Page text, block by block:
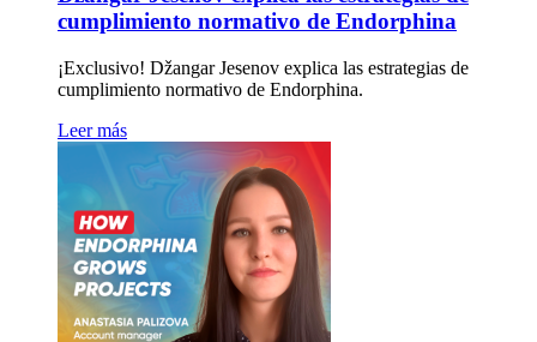
cumplimiento normativo de Endorphina
¡Exclusivo! Džangar Jesenov explica las estrategias de
cumplimiento normativo de Endorphina.
Leer más